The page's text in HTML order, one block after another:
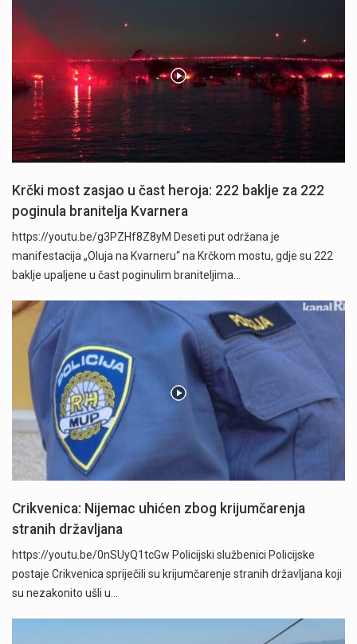
Krčki most zasjao u čast heroja: 222 baklje za 222
poginula branitelja Kvarnera
https://youtu.be/g3PZHf8Z8yM Deseti put održana je
manifestacija „Oluja na Kvarneru“ na Krčkom mostu, gdje su 222
baklje upaljene u čast poginulim braniteljima…
Crikvenica: Nijemac uhićen zbog krijumčarenja
stranih državljana
https://youtu.be/0nSUyQ1tcGw Policijski službenici Policijske
postaje Crikvenica spriječili su krijumčarenje stranih državljana koji
su nezakonito ušli u…